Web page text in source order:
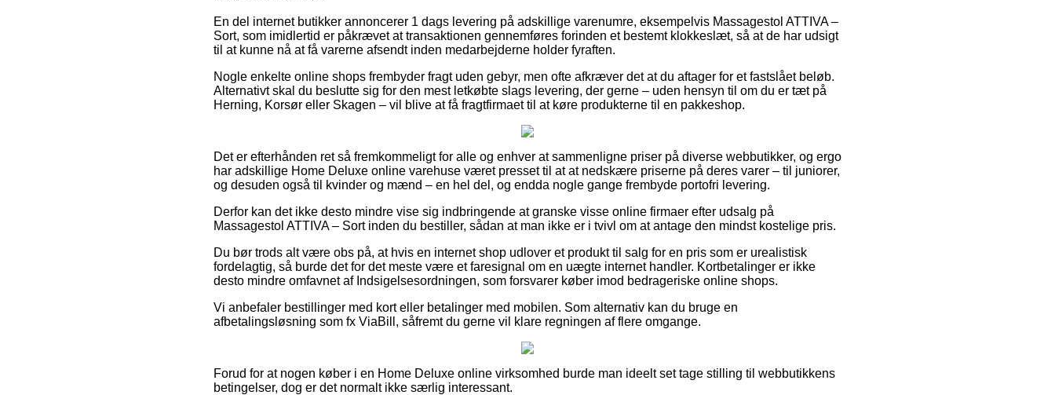
En del internet butikker annoncerer 1 dags levering på adskillige varenumre, eksempelvis Massagestol ATTIVA –
Sort, som imidlertid er påkrævet at transaktionen gennemføres forinden et bestemt klokkeslæt, så at de har udsigt
til at kunne nå at få varerne afsendt inden medarbejderne holder fyraften.
Nogle enkelte online shops frembyder fragt uden gebyr, men ofte afkræver det at du aftager for et fastslået beløb.
Alternativt skal du beslutte sig for den mest letkøbte slags levering, der gerne – uden hensyn til om du er tæt på
Herning, Korsør eller Skagen – vil blive at få fragtfirmaet til at køre produkterne til en pakkeshop.
Det er efterhånden ret så fremkommeligt for alle og enhver at sammenligne priser på diverse webbutikker, og ergo
har adskillige Home Deluxe online varehuse været presset til at at nedskære priserne på deres varer – til juniorer,
og desuden også til kvinder og mænd – en hel del, og endda nogle gange frembyde portofri levering.
Derfor kan det ikke desto mindre vise sig indbringende at granske visse online firmaer efter udsalg på
Massagestol ATTIVA – Sort inden du bestiller, sådan at man ikke er i tvivl om at antage den mindst kostelige pris.
Du bør trods alt være obs på, at hvis en internet shop udlover et produkt til salg for en pris som er urealistisk
fordelagtig, så burde det for det meste være et faresignal om en uægte internet handler. Kortbetalinger er ikke
desto mindre omfavnet af Indsigelsesordningen, som forsvarer køber imod bedrageriske online shops.
Vi anbefaler bestillinger med kort eller betalinger med mobilen. Som alternativ kan du bruge en
afbetalingsløsning som fx ViaBill, såfremt du gerne vil klare regningen af flere omgange.
Forud for at nogen køber i en Home Deluxe online virksomhed burde man ideelt set tage stilling til webbutikkens
betingelser, dog er det normalt ikke særlig interessant.